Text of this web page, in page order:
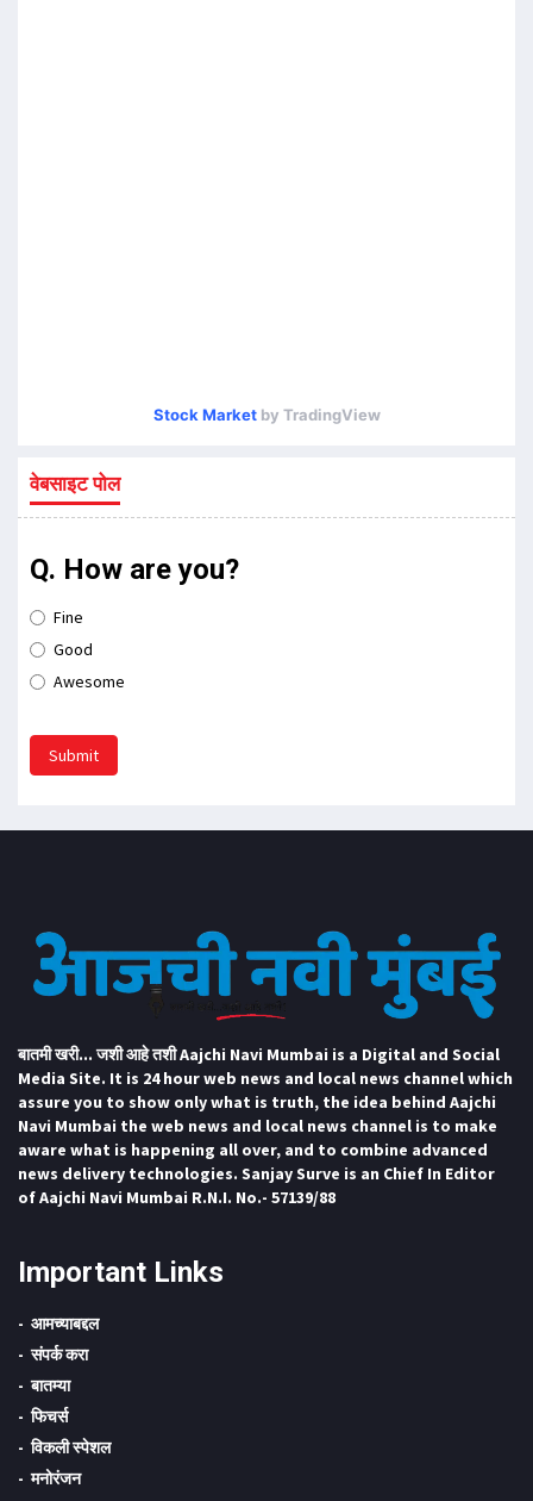
Stock Marketby TradingView
वेबसाइट पोल
Q. How are you?
Fine
Good
Awesome
Submit
बातमी खरी... जशी आहे तशी Aajchi Navi Mumbai is a Digital and Social
Media Site. It is 24 hour web news and local news channel which
assure you to show only what is truth, the idea behind Aajchi
Navi Mumbai the web news and local news channel is to make
aware what is happening all over, and to combine advanced
news delivery technologies. Sanjay Surve is an Chief In Editor
of Aajchi Navi Mumbai R.N.I. No.- 57139/88
Important Links
आमच्याबद्दल
संपर्क करा
बातम्या
फिचर्स
विकली स्पेशल
मनोरंजन